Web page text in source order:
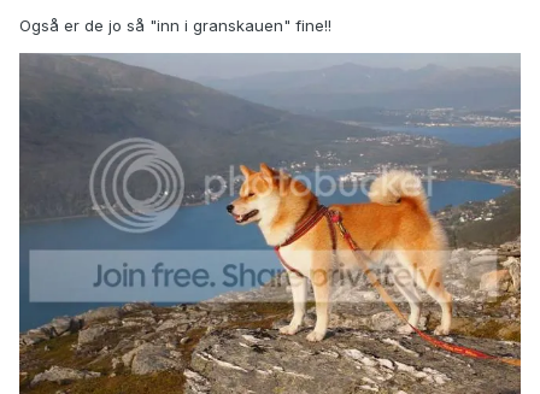
Også er de jo så "inn i granskauen" fine!!